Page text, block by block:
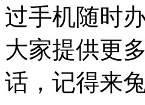
过手机随时
大家提供更
话，记得来